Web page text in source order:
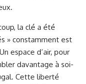
la clé a été
» constamment est
espace d’air, pour
davantage à soi-
Cette liberté